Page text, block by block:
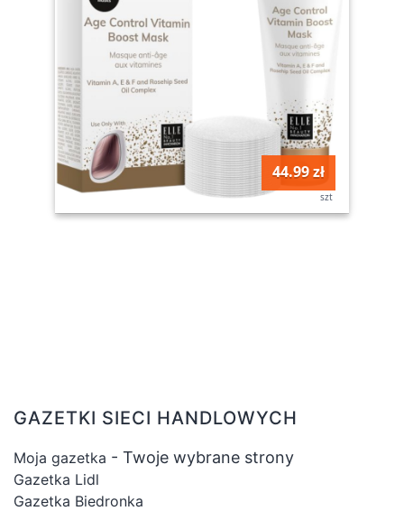
44.99 zł
szt
GAZETKI SIECI HANDLOWYCH
Moja gazetka - Twoje wybrane strony
Gazetka Lidl
Gazetka Biedronka